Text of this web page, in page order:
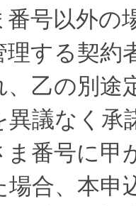
号以外の
する契約
、乙の別途
異議なく
ま番号に甲
合、本申